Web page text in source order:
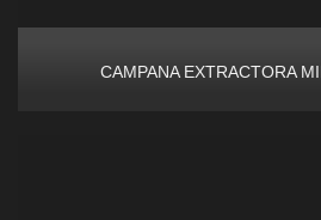
CAMPANA EXTRACTORA